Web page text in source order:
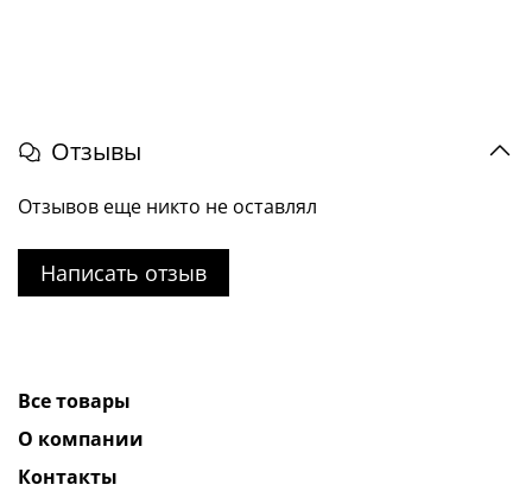
Отзывы
Отзывов еще никто не оставлял
Написать отзыв
Все товары
О компании
Контакты